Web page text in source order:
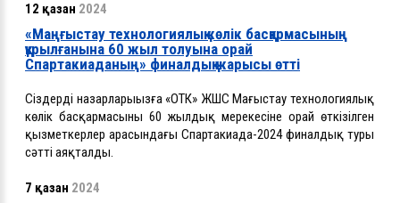
12 қазан 2024
«Маңғыстау технологиялық көлік басқармасының
құрылғанына 60 жыл толуына орай
Спартакиаданың» финалдық жарысы өтті
Сіздердің назарларыңызға «ОТК» ЖШС Маңғыстау технологиялық
көлік басқармасының 60 жылдық мерекесіне орай өткізілген
қызметкерлер арасындағы Спартакиада-2024 финалдық туры
сәтті аяқталды.
7 қазан 2024